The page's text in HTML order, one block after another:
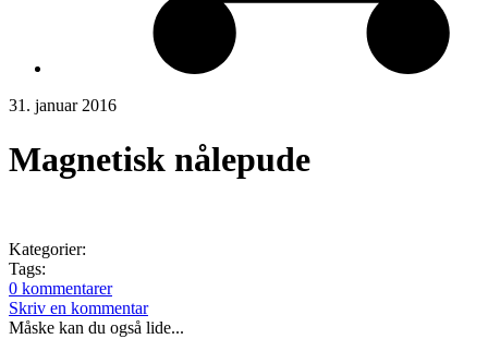
31. januar 2016
Magnetisk nålepude
Kategorier:
Tags:
0 kommentarer
Skriv en kommentar
Måske kan du også lide...